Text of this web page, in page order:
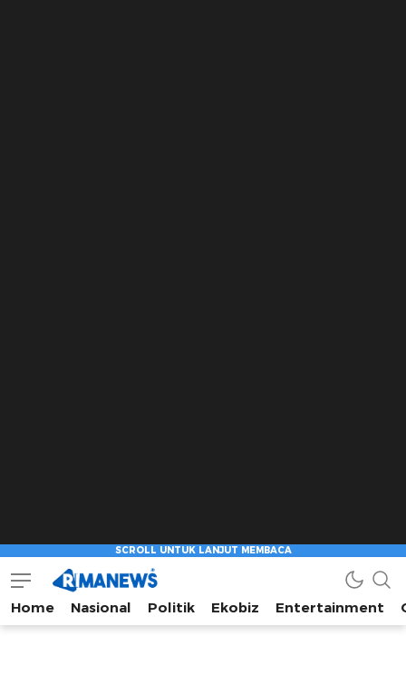
Home Nasional Politik Ekobiz Entertainment